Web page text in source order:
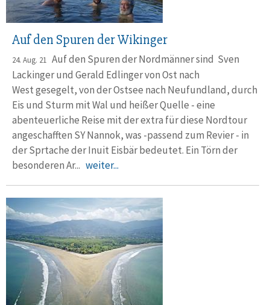
Auf den Spuren der Wikinger
24. Aug. 21 Auf den Spuren der Nordmänner sind Sven
Lackinger und Gerald Edlinger von Ost nach
West gesegelt, von der Ostsee nach Neufundland, durch
Eis und Sturm mit Wal und heißer Quelle - eine
abenteuerliche Reise mit der extra für diese Nordtour
angeschafften SY Nannok, was -passend zum Revier - in
der Sprtache der Inuit Eisbär bedeutet. Ein Törn der
besonderen Ar... weiter...